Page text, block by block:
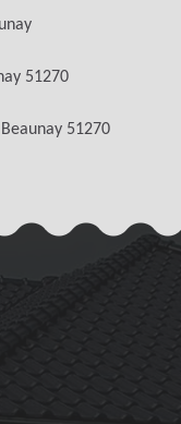
51270
51270